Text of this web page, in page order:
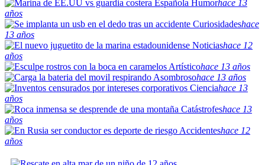
Humorhace 13
años
Curiosidadeshace
13 años
Noticiashace 12
años
Artísticohace 13 años
Asombrosohace 13 años
Cienciahace 13
años
Catástrofeshace 13
años
Accidenteshace 12
años